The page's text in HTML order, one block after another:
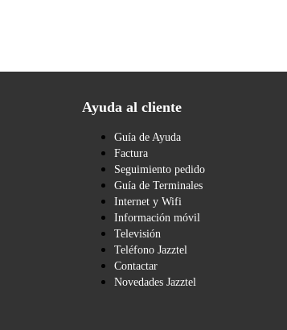
Ayuda al cliente
Guía de Ayuda
Factura
Seguimiento pedido
Guía de Terminales
Internet y Wifi
Información móvil
Televisión
Teléfono Jazztel
Contactar
Novedades Jazztel